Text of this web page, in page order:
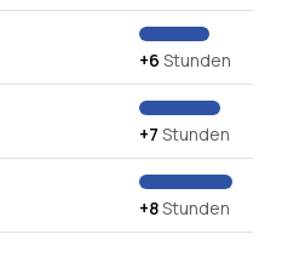
+6 Stunden
+7 Stunden
+8Stunden